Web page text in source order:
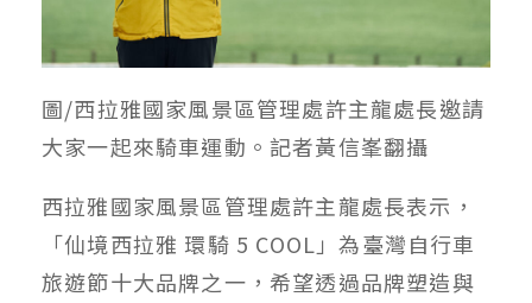
圖/西拉雅國家風景區管理處許主龍處長邀請
大家一起來騎車運動。記者黃信峯翻攝
西拉雅國家風景區管理處許主龍處長表示，
「仙境西拉雅 環騎 5 COOL」為臺灣自行車
旅遊節十大品牌之一，希望透過品牌塑造與